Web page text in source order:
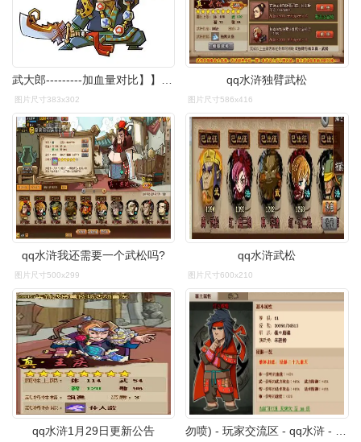
武大郎---------加血量对比】】测试 - 第2页 - 玩家交流区 - qq水浒
图片尺寸383x302
qq水浒独臂武松
图片尺寸586x416
qq水浒我还需要一个武松吗?
图片尺寸500x299
qq水浒武松
图片尺寸600x210
qq水浒1月29日更新公告